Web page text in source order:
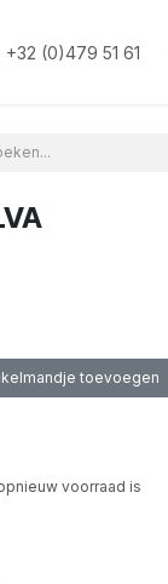
+32 (0)479 51 61
toevoegen
voorraad is